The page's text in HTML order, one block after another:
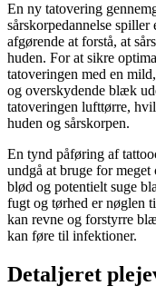
En ny tatovering
sårskorpedannelse
afgørende at forstå, at
huden. For at sikre
tatoveringen med en
og overskydende blæk
tatoveringen lufttørre,
huden og sårskorpen.
En tynd påføring af
undgå at bruge for meget
blød og potentielt suge
fugt og tørhed er nøglen
kan revne og forstyrre
kan føre til infektioner.
Detaljeret